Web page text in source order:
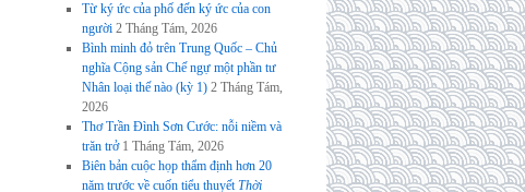
Từ ký ức của phố đến ký ức của con
người 2 Tháng Tám, 2026
Bình minh đỏ trên Trung Quốc – Chủ
nghĩa Cộng sản Chế ngự một phần tư
Nhân loại thế nào (kỳ 1) 2 Tháng Tám,
2026
Thơ Trần Đình Sơn Cước: nỗi niềm và
trăn trở 1 Tháng Tám, 2026
Biên bản cuộc họp thẩm định hơn 20
năm trước về cuốn tiểu thuyếtThời